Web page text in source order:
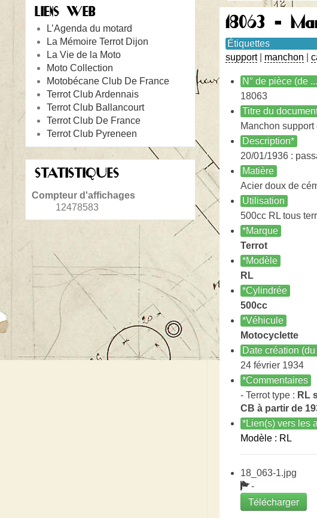
LIENS WEB
L’Agenda du motard
La Mémoire Terrot Dijon
La Vie de la Moto
Moto Collection
Motobécane Club De France
Terrot Club Ardennais
Terrot Club Ballancourt
Terrot Club De France
Terrot Club Pyreneen
STATISTIQUES
Compteur d'affichages
12478583
18063 -
Étiquettes
support| manchon
N° de pièce (de
18063
Titre du
Manchon
Description*
20/01/1936 :
Matière
Acier doux de
Utilisation
500cc RL tous
*Marque
Terrot
*Modèle
RL
*Cylindrée
500cc
*Véhicule
Motocyclette
Date création (du
24 février 1934
*Commentaires
- Terrot type : RL
CB à partir de
*Lien(s) vers les
Modèle : RL
18_063-1.jpg
-
Télécharger